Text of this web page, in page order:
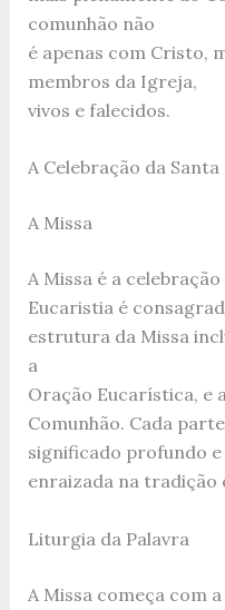
comunhão não
é apenas com Cristo,
membros da Igreja,
vivos e falecidos.
A Celebração da
A Missa
A Missa é a
Eucaristia é
estrutura da Missa
a
Oração Eucarística, e
Comunhão. Cada
significado profundo e
enraizada na tradição
Liturgia da Palavra
A Missa começa com